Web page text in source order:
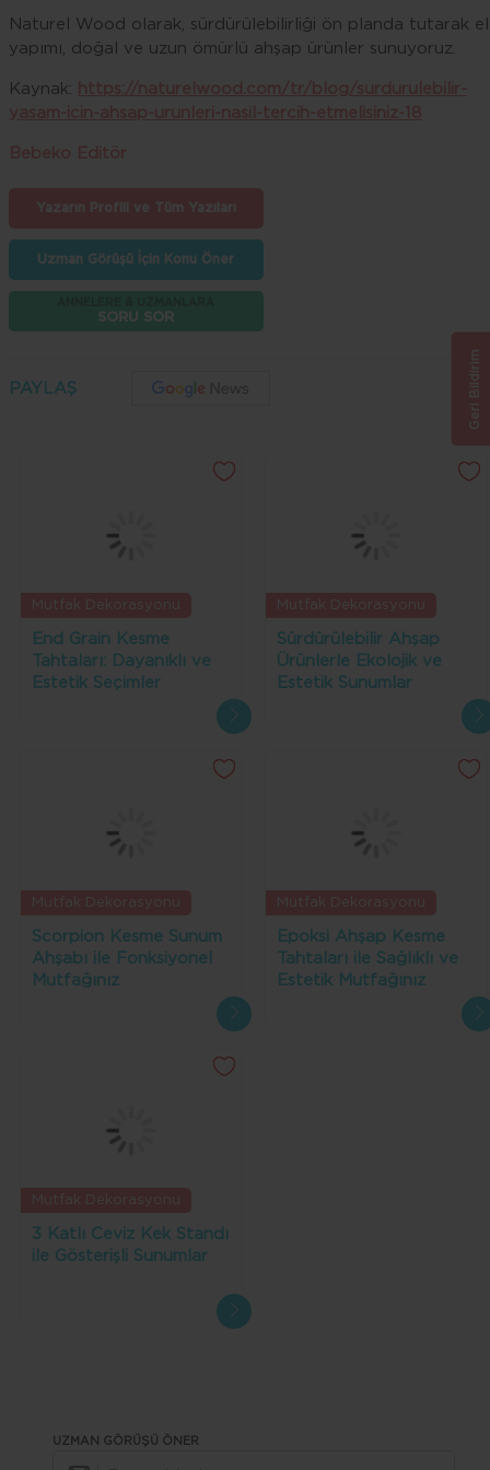
Naturel Wood olarak, sürdürülebilirliği ön planda tutarak el
yapımı, doğal ve uzun ömürlü ahşap ürünler sunuyoruz.
Kaynak:
Uzman Görüşü İçin Konu Öner
SORU SOR
PAYLAŞ
End Grain Kesme
Tahtaları: Dayanıklı ve
Estetik Seçimler
Sürdürülebilir Ahşap
Ürünlerle Ekolojik ve
Estetik Sunumlar
Scorpion Kesme Sunum
Ahşabı ile Fonksiyonel
Mutfağınız
Epoksi Ahşap Kesme
Tahtaları ile Sağlıklı ve
Estetik Mutfağınız
3 Katlı Ceviz Kek Standı
ile Gösterişli Sunumlar
UZMAN GÖRÜŞÜ ÖNER